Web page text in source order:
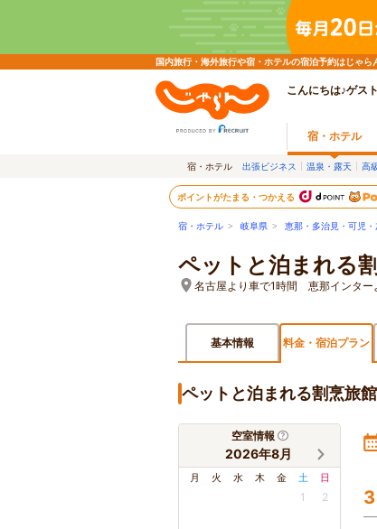
国内旅行・海外旅行や宿・ホテルの宿泊予約はじゃ
こんにちは♪ゲス
宿・ホテル
宿・ホテル 出張ビジネス 温泉・露天 高
ポイントがたまる・つかえる
宿・ホテル > 岐阜県 > 恵那・多治見・可児・
ペットと泊まれる
名古屋より車で1時間 恵那インタ
基本情報 料金・宿泊プラン
ペットと泊まれる割烹旅
空室情報
2026年8月
月 火 水 木 金 土 日
1 2 3